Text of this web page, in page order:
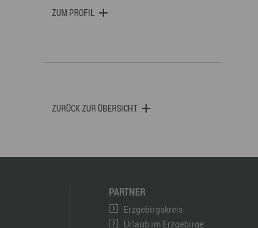
ZUM PROFIL
ZURÜCK ZUR ÜBERSICHT
PARTNER
Erzgebirgskreis
Urlaub im Erzgebirge